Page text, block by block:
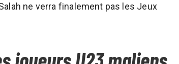
ne verra finalement pas les Jeux